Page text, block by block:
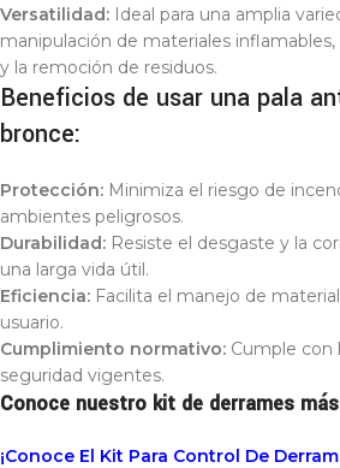
Versatilidad: Ideal para una amplia
manipulación de materiales
y la remoción de residuos.
Beneficios de usar una pala
bronce:
Protección: Minimiza el riesgo de
ambientes peligrosos.
Durabilidad: Resiste el desgaste y la
una larga vida útil.
Eficiencia: Facilita el manejo de
usuario.
Cumplimiento normativo: Cumple con
seguridad vigentes.
Conoce nuestro kit de derrames
¡Conoce El Kit Para Control De